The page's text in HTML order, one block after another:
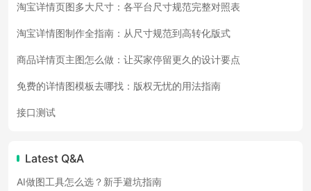
淘宝详情页图多大尺寸：各平台尺寸规范完整对照表
淘宝详情图制作全指南：从尺寸规范到高转化版式
商品详情页主图怎么做：让买家停留更久的设计要点
免费的详情图模板去哪找：版权无忧的用法指南
接口测试
Latest Q&A
AI做图工具怎么选？新手避坑指南